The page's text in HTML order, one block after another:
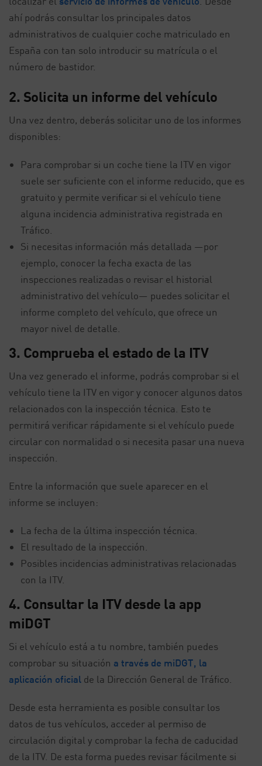
ahí podrás consultar los principales datos
administrativos de cualquier coche matriculado en
España con tan solo introducir su matrícula o el
número de bastidor.
2. Solicita un informe del vehículo
Una vez dentro, deberás solicitar uno de los informes
disponibles:
Para comprobar si un coche tiene la ITV en vigor
suele ser suficiente con el informe reducido, que es
gratuito y permite verificar si el vehículo tiene
alguna incidencia administrativa registrada en
Tráfico.
Si necesitas información más detallada —por
ejemplo, conocer la fecha exacta de las
inspecciones realizadas o revisar el historial
administrativo del vehículo— puedes solicitar el
informe completo del vehículo, que ofrece un
mayor nivel de detalle.
3. Comprueba el estado de la ITV
Una vez generado el informe, podrás comprobar si el
vehículo tiene la ITV en vigor y conocer algunos datos
relacionados con la inspección técnica. Esto te
permitirá verificar rápidamente si el vehículo puede
circular con normalidad o si necesita pasar una nueva
inspección.
Entre la información que suele aparecer en el
informe se incluyen:
La fecha de la última inspección técnica.
El resultado de la inspección.
Posibles incidencias administrativas relacionadas
con la ITV.
4. Consultar la ITV desde la app
miDGT
Si el vehículo está a tu nombre, también puedes
comprobar su situación a través de miDGT, la
aplicación oficial de la Dirección General de Tráfico.
Desde esta herramienta es posible consultar los
datos de tus vehículos, acceder al permiso de
circulación digital y comprobar la fecha de caducidad
de la ITV. De esta forma puedes revisar fácilmente si